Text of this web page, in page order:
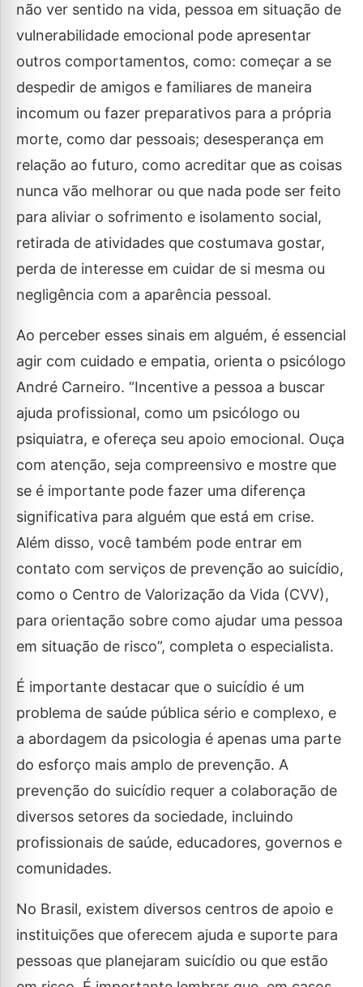
não ver sentido na vida, pessoa em situação de
vulnerabilidade emocional pode apresentar
outros comportamentos, como: começar a se
despedir de amigos e familiares de maneira
incomum ou fazer preparativos para a própria
morte, como dar pessoais; desesperança em
relação ao futuro, como acreditar que as coisas
nunca vão melhorar ou que nada pode ser feito
para aliviar o sofrimento e isolamento social,
retirada de atividades que costumava gostar,
perda de interesse em cuidar de si mesma ou
negligência com a aparência pessoal.
Ao perceber esses sinais em alguém, é essencial
agir com cuidado e empatia, orienta o psicólogo
André Carneiro. “Incentive a pessoa a buscar
ajuda profissional, como um psicólogo ou
psiquiatra, e ofereça seu apoio emocional. Ouça
com atenção, seja compreensivo e mostre que
se é importante pode fazer uma diferença
significativa para alguém que está em crise.
Além disso, você também pode entrar em
contato com serviços de prevenção ao suicídio,
como o Centro de Valorização da Vida (CVV),
para orientação sobre como ajudar uma pessoa
em situação de risco”, completa o especialista.
É importante destacar que o suicídio é um
problema de saúde pública sério e complexo, e
a abordagem da psicologia é apenas uma parte
do esforço mais amplo de prevenção. A
prevenção do suicídio requer a colaboração de
diversos setores da sociedade, incluindo
profissionais de saúde, educadores, governos e
comunidades.
No Brasil, existem diversos centros de apoio e
instituições que oferecem ajuda e suporte para
pessoas que planejaram suicídio ou que estão